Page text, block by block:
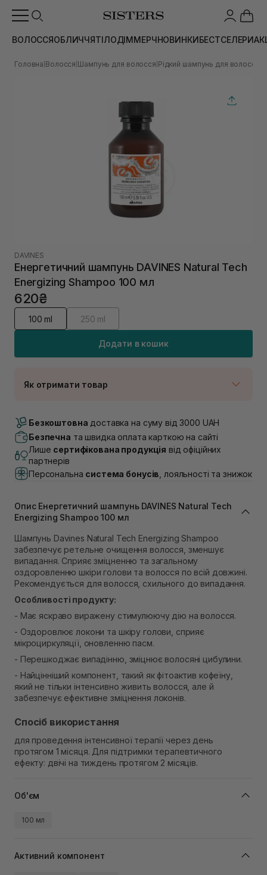
ВОЛОССЯОБЛИЧЧЯТІЛОДІММЕРЧНОВИНКИБЕСТСЕЛЕРИ
Головна Волосся Шампунь для волосся Рідкий шампунь для волосся
DAVINES
Енергетичний шампунь DAVINES Natural Tech
Energizing Shampoo 100 мл
620₴
100 ml 250 ml
Додати в кошик
Як отримати товар
Немає в наявності!
Немає в наявності!
Самовивіз м. Львів, вул. Академіка Підстригача, 1В
(Duck’s Lake)
Немає в наявності!
Самовивіз м. Львів, вул. Степана Бандери 45
Немає в наявності!
Самовивіз м. Рівне, вул. 16-го Липня, 15
В наявності
Самовивіз м. Рівне, вул. Кулика і Гудачека 23 (ТЦ
Екватор)
Немає в наявності!
Безкоштовна доставка на суму від 3000 UAH
Безпечна та швидка оплата карткою на сайті
Лише сертифікована продукція від офіційних
партнерів
Персональна система бонусів , лояльності та знижок
Опис Енергетичний шампунь DAVINES Natural Tech
Energizing Shampoo 100 мл
Шампунь Davines Natural Tech Energizing Shampoo
забезпечує ретельне очищення волосся, зменшує
випадання. Сприяє зміцненню та загальному
оздоровленню шкіри голови та волосся по всій довжині.
Рекомендується для волосся, схильного до випадання.
Особливості продукту:
- Має яскраво виражену стимулюючу дію на волосся.
- Оздоровлює локони та шкіру голови, сприяє
мікроциркуляції, оновленню пасм.
- Перешкоджає випадінню, зміцнює волосяні цибулини.
- Найцінніший компонент, такий як фітоактив кофеїну,
який не тільки інтенсивно живить волосся, але й
забезпечує ефективне зміцнення локонів.
Спосіб використання
для проведення інтенсивної терапії через день
протягом 1 місяця. Для підтримки терапевтичного
ефекту: двічі на тиждень протягом 2 місяців.
Об'єм
100 мл
Активний компонент